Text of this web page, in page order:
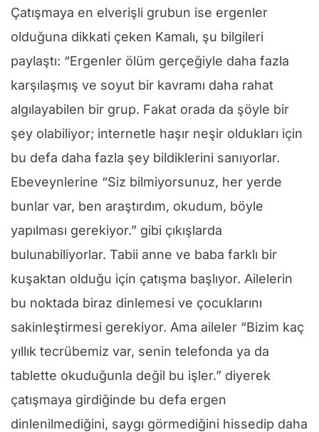
Çatışmaya en elverişli grubun ise ergenler
olduğuna dikkati çeken Kamalı, şu bilgileri
paylaştı: “Ergenler ölüm gerçeğiyle daha fazla
karşılaşmış ve soyut bir kavramı daha rahat
algılayabilen bir grup. Fakat orada da şöyle bir
şey olabiliyor; internetle haşır neşir oldukları için
bu defa daha fazla şey bildiklerini sanıyorlar.
Ebeveynlerine “Siz bilmiyorsunuz, her yerde
bunlar var, ben araştırdım, okudum, böyle
yapılması gerekiyor.” gibi çıkışlarda
bulunabiliyorlar. Tabii anne ve baba farklı bir
kuşaktan olduğu için çatışma başlıyor. Ailelerin
bu noktada biraz dinlemesi ve çocuklarını
sakinleştirmesi gerekiyor. Ama aileler “Bizim kaç
yıllık tecrübemiz var, senin telefonda ya da
tablette okuduğunla değil bu işler.” diyerek
çatışmaya girdiğinde bu defa ergen
dinlenilmediğini, saygı görmediğini hissedip daha